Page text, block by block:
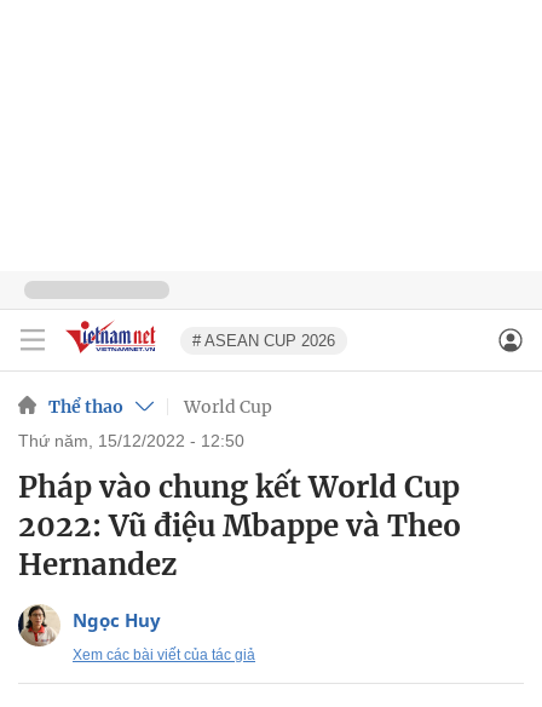
# ASEAN CUP 2026
Thể thao World Cup
thứ năm, 15/12/2022 - 12:50
Pháp vào chung kết World Cup
2022: Vũ điệu Mbappe và Theo
Hernandez
Ngọc Huy
Xem các bài viết của tác giả